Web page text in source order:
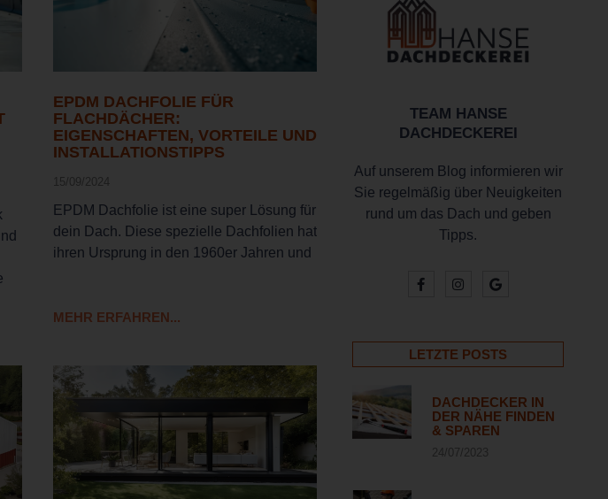
EPDM DACHFOLIE FÜR
FLACHDÄCHER:
EIGENSCHAFTEN, VORTEILE UND
INSTALLATIONSTIPPS
15/09/2024
EPDM Dachfolie ist eine super Lösung für
dein Dach. Diese spezielle Dachfolien hat
ihren Ursprung in den 1960er Jahren und
MEHR ERFAHREN...
TEAM HANSE
DACHDECKEREI
Auf unserem Blog informieren wir
Sie regelmäßig über Neuigkeiten
rund um das Dach und geben
Tipps.
LETZTE POSTS
DACHDECKER IN
DER NÄHE FINDEN
& SPAREN
24/07/2023